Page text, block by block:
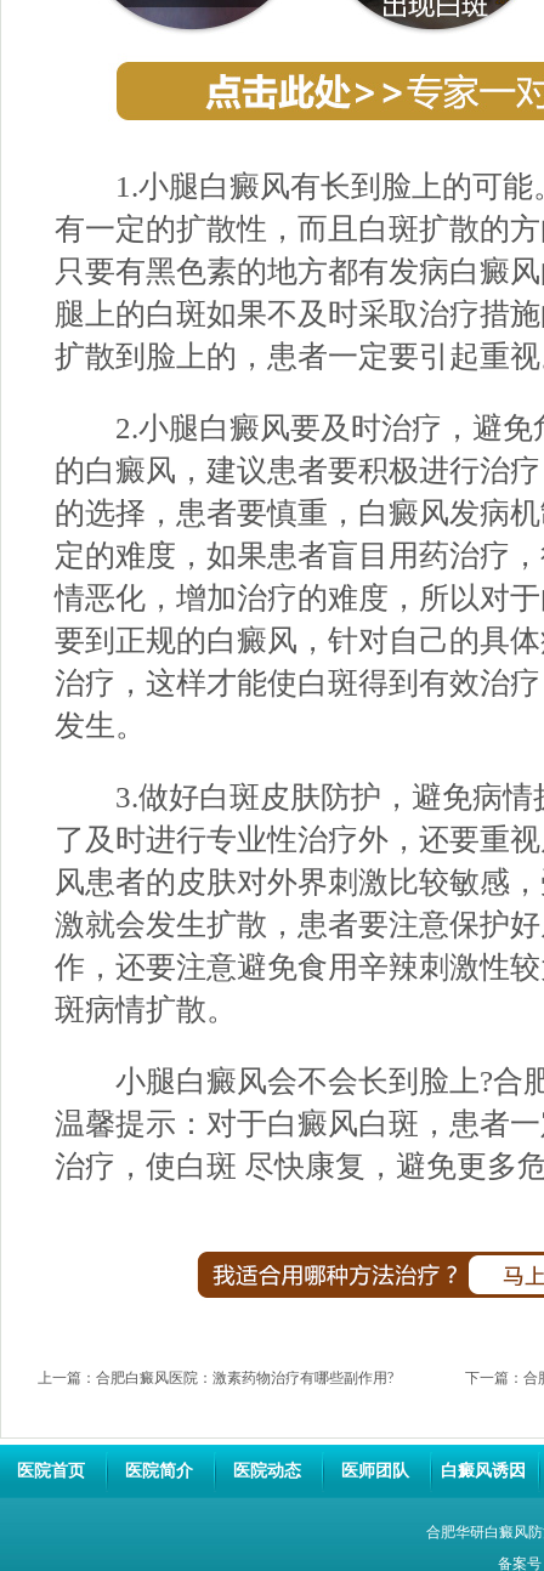
1.小腿白癜风有长到脸上的可能
有一定的扩散性，而且白斑扩散的
只要有黑色素的地方都有发病白癜
腿上的白斑如果不及时采取治疗措
扩散到脸上的，患者一定要引起重
2.小腿白癜风要及时治疗，避免
的白癜风，建议患者要积极进行治
的选择，患者要慎重，白癜风发病
定的难度，如果患者盲目用药治疗
情恶化，增加治疗的难度，所以对
要到正规的白癜风，针对自己的具
治疗，这样才能使白斑得到有效治
发生。
3.做好白斑皮肤防护，避免病情
了及时进行专业性治疗外，还要重
风患者的皮肤对外界刺激比较敏感
激就会发生扩散，患者要注意保护
作，还要注意避免食用辛辣刺激性
斑病情扩散。
小腿白癜风会不会长到脸上?合
温馨提示：对于白癜风白斑，患者
治疗，使白斑 尽快康复，避免更多
上一篇： 合肥白癜风医院：激素药物治疗有哪些副作用? 下一篇： 合
医院首页 医院简介 医院动态 医师团队 白癜风诱因
合肥华研白癜风
备案号